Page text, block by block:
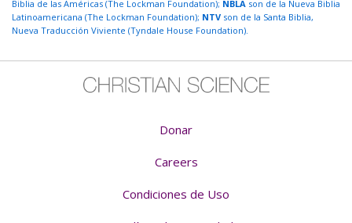
Biblia de las Américas (The Lockman Foundation); NBLA son de la Nueva Biblia
Latinoamericana (The Lockman Foundation); NTV son de la Santa Biblia,
Nueva Traducción Viviente (Tyndale House Foundation).
Donar
Careers
Condiciones de Uso